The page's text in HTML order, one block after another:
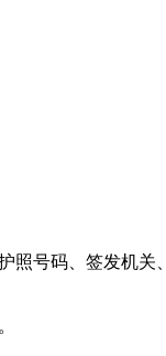
照号码、签发机关